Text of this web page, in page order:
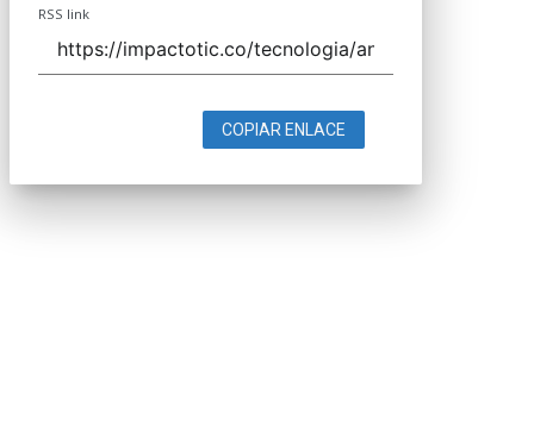
RSS link
COPIAR ENLACE